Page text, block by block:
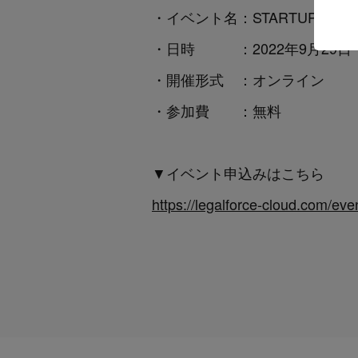
・ イベント名：STARTUP
・日時 ：2022年9月29日
・開催形式 ：オンライン
・参加費 ：無料
▼イベント申込みはこちら
https://legalforce-cloud.com/